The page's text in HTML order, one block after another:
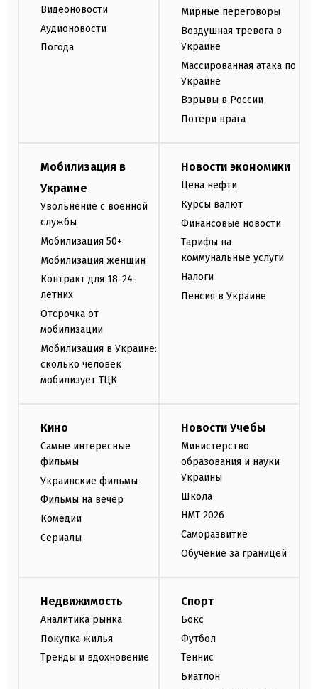
Видеоновости
Аудионовости
Погода
Мирные переговоры
Воздушная тревога в
Украине
Массированная атака по
Украине
Взрывы в России
Потери врага
Мобилизация в
Украине
Увольнение с военной
службы
Мобилизация 50+
Мобилизация женщин
Контракт для 18-24-
летних
Отсрочка от
мобилизации
Мобилизация в Украине:
сколько человек
мобилизует ТЦК
Новости экономики
Цена нефти
Курсы валют
Финансовые новости
Тарифы на
коммунальные услуги
Налоги
Пенсия в Украине
Кино
Самые интересные
фильмы
Украинские фильмы
Фильмы на вечер
Комедии
Сериалы
Новости Учебы
Министерство
образования и науки
Украины
Школа
НМТ 2026
Саморазвитие
Обучение за границей
Недвижимость
Аналитика рынка
Покупка жилья
Тренды и вдохновение
Спорт
Бокс
Футбол
Теннис
Биатлон